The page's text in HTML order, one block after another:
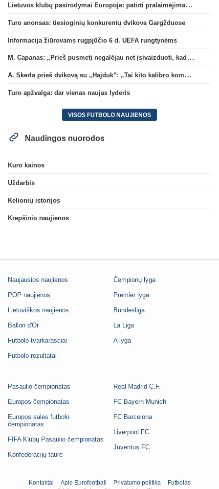
Lietuvos klubų pasirodymai Europoje: patirti pralaimėjimai Kroatijos atstovams
Turo anonsas: tiesioginių konkurentų dvikova Gargžduose
Informacija žiūrovams rugpjūčio 6 d. UEFA rungtynėms
M. Capanas: „Prieš pusmetį negalėjau net įsivaizduoti, kad žaisime prieš „Hajduk“
A. Skerla prieš dvikovą su „Hajduk“: „Tai kito kalibro komanda“
Turo apžvalga: dar vienas naujas lyderis
VISOS FUTBOLO NAUJIENOS
Naudingos nuorodos
Kuro kainos
Uždarbis
Kelionių istorijos
Krepšinio naujienos
Naujausios naujienos
POP naujienos
Lietuviškos naujienos
Ballon d'Or
Futbolo tvarkarasciai
Futbolo rezultatai
Čempionų lyga
Premier lyga
Bundesliga
La Liga
A lyga
Pasaulio čempionatas
Europos čempionatas
Europos salės futbolo
čempionatas
FIFA Klubų Pasaulio čempionatas
Konfederacijų taurė
Real Madrid C.F.
FC Bayern Munich
FC Barcelona
Liverpool FC
Juventus FC
Kontaktai Apie Eurofootball Privatumo politika Futbolas